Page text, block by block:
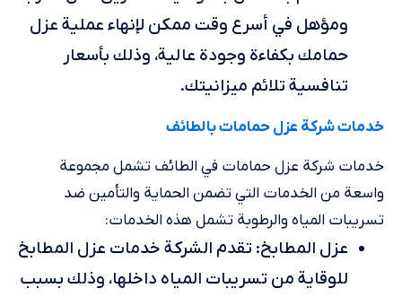
ومؤهل في أسرع وقت ممكن لإنهاء عملية عزل
حمامك بكفاءة وجودة عالية، وذلك بأسعار
تنافسية تلائم ميزانيتك.
خدمات شركة عزل حمامات بالطائف
خدمات شركة عزل حمامات في الطائف تشمل مجموعة
واسعة من الخدمات التي تضمن الحماية والتأمين ضد
تسريبات المياه والرطوبة تشمل هذه الخدمات:
عزل المطابخ: تقدم الشركة خدمات عزل المطابخ
للوقاية من تسريبات المياه داخلها، وذلك بسبب